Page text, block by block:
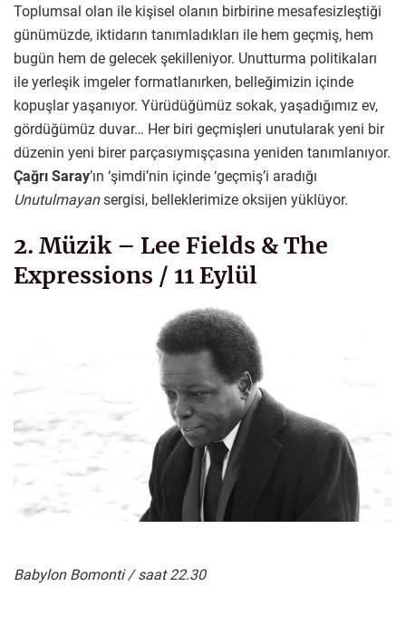
Toplumsal olan ile kişisel olanın birbirine mesafesizleştiği
günümüzde, iktidarın tanımladıkları ile hem geçmiş, hem
bugün hem de gelecek şekilleniyor. Unutturma politikaları
ile yerleşik imgeler formatlanırken, belleğimizin içinde
kopuşlar yaşanıyor. Yürüdüğümüz sokak, yaşadığımız ev,
gördüğümüz duvar… Her biri geçmişleri unutularak yeni bir
düzenin yeni birer parçasıymışçasına yeniden tanımlanıyor.
Çağrı Saray’ın ‘şimdi’nin içinde ‘geçmiş’i aradığı
Unutulmayansergisi, belleklerimize oksijen yüklüyor.
2. Müzik – Lee Fields & The
Expressions / 11 Eylül
Babylon Bomonti / saat 22.30